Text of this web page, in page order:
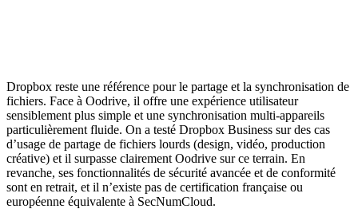
Dropbox reste une référence pour le partage et la synchronisation de
fichiers. Face à Oodrive, il offre une expérience utilisateur
sensiblement plus simple et une synchronisation multi-appareils
particulièrement fluide. On a testé Dropbox Business sur des cas
d’usage de partage de fichiers lourds (design, vidéo, production
créative) et il surpasse clairement Oodrive sur ce terrain. En
revanche, ses fonctionnalités de sécurité avancée et de conformité
sont en retrait, et il n’existe pas de certification française ou
européenne équivalente à SecNumCloud.